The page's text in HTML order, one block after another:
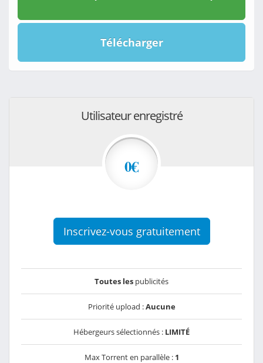
Télécharger
Utilisateur enregistré
0€
Inscrivez-vous gratuitement
Toutes les publicités
Priorité upload :Aucune
Hébergeurs sélectionnés : LIMITÉ
Max Torrent en parallèle : 1